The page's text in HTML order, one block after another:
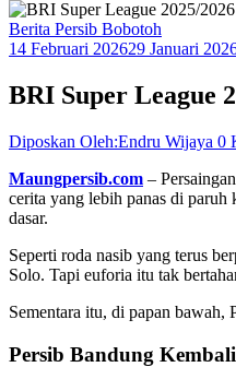
Berita Persib Bobotoh
14 Februari 202629 Januari
BRI Super League
Diposkan Oleh:Endru Wijaya 0
Maungpersib.com –
cerita yang lebih panas di paruh
dasar.
Seperti roda nasib yang terus
Solo. Tapi euforia itu tak
Sementara itu, di papan
Persib Bandung